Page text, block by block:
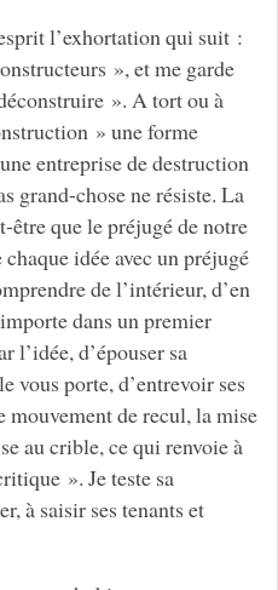
l’exhortation qui suit :
», et me garde
». A tort ou à
» une forme
entreprise de destruction
grand-chose ne résiste. La
être que le préjugé de notre
idée avec un préjugé
de l’intérieur, d’en
dans un premier
l’idée, d’épouser sa
vous porte, d’entrevoir ses
de recul, la mise
au crible, ce qui renvoie à
». Je teste sa
à saisir ses tenants et